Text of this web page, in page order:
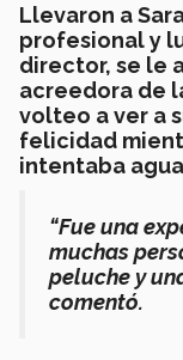
Llevaron a
profesional y l
director, se le
acreedora de
volteo a ver a
felicidad
intentaba
“Fue una
muchas
peluche y
comentó.